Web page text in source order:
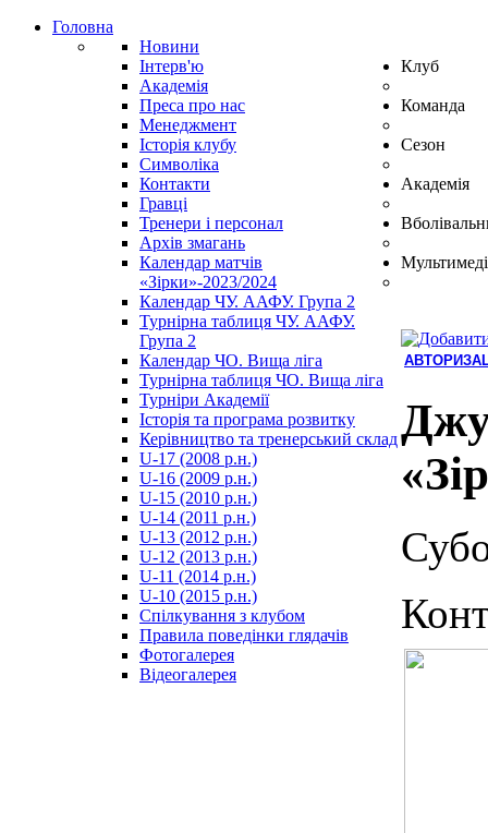
Головна
Новини
Інтерв'ю
Академія
Преса про нас
Клуб
Менеджмент
Історія клубу
Символіка
Контакти
Команда
Гравці
Тренери і персонал
Архів змагань
Сезон
Календар матчів
«Зірки»-2023/2024
Календар ЧУ. ААФУ. Група 2
Турнірна таблиця ЧУ. ААФУ.
Група 2
Календар ЧО. Вища ліга
Турнірна таблиця ЧО. Вища ліга
Академія
Турніри Академії
Історія та програма розвитку
Керівництво та тренерський склад
U-17 (2008 р.н.)
U-16 (2009 р.н.)
U-15 (2010 р.н.)
U-14 (2011 р.н.)
U-13 (2012 р.н.)
U-12 (2013 р.н.)
U-11 (2014 р.н.)
U-10 (2015 р.н.)
Спілкування з клубом
Правила поведінки глядачів
Фотогалерея
Відеогалерея